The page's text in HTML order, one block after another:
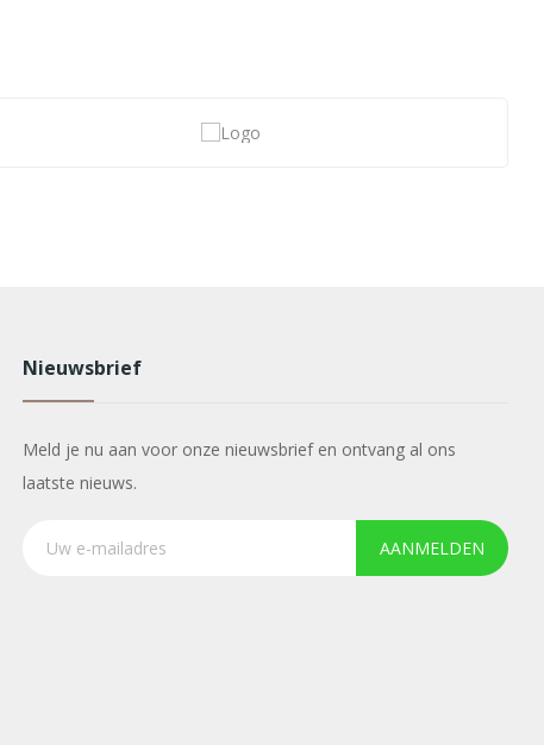
Nieuwsbrief
Meld je nu aan voor onze nieuwsbrief en ontvang al ons
laatste nieuws.
AANMELDEN